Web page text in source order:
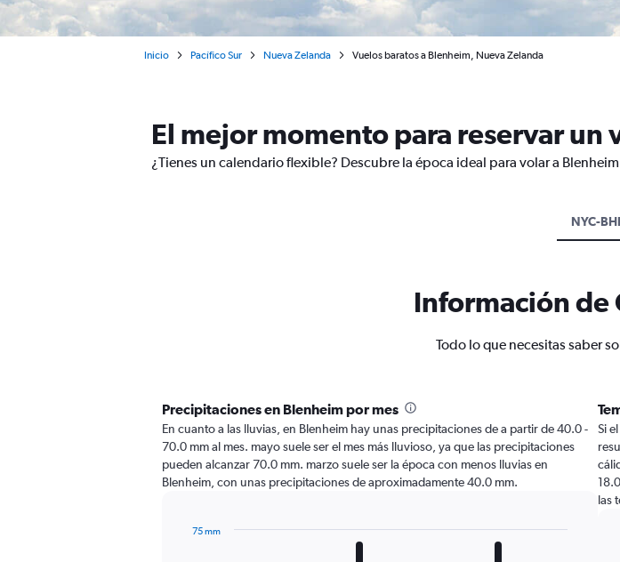
Inicio Pacífico Sur Nueva Zelanda Vuelos baratos a Blenheim, Nueva Zelanda
El mejor momento para reservar un
¿Tienes un calendario flexible? Descubre la época ideal para volar a
NYC-
Información
Todo lo que necesitas saber
Precipitaciones en Blenheim por mes
En cuanto a las lluvias, en Blenheim hay unas precipitaciones de a partir de 40.0 -
70.0 mm al mes. mayo suele ser el mes más lluvioso, ya que las precipitaciones
pueden alcanzar 70.0 mm. marzo suele ser la época con menos lluvias en
Blenheim, con unas precipitaciones de aproximadamente 40.0 mm.
75 mm
Si
las